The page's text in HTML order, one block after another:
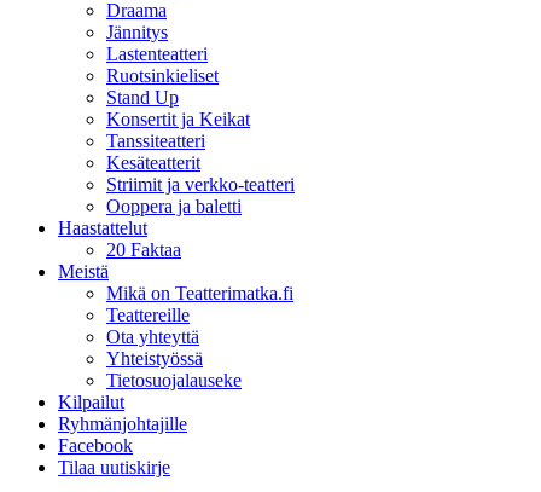
Draama
Jännitys
Lastenteatteri
Ruotsinkieliset
Stand Up
Konsertit ja Keikat
Tanssiteatteri
Kesäteatterit
Striimit ja verkko-teatteri
Ooppera ja baletti
Haastattelut
20 Faktaa
Meistä
Mikä on Teatterimatka.fi
Teattereille
Ota yhteyttä
Yhteistyössä
Tietosuojalauseke
Kilpailut
Ryhmänjohtajille
Facebook
Tilaa uutiskirje